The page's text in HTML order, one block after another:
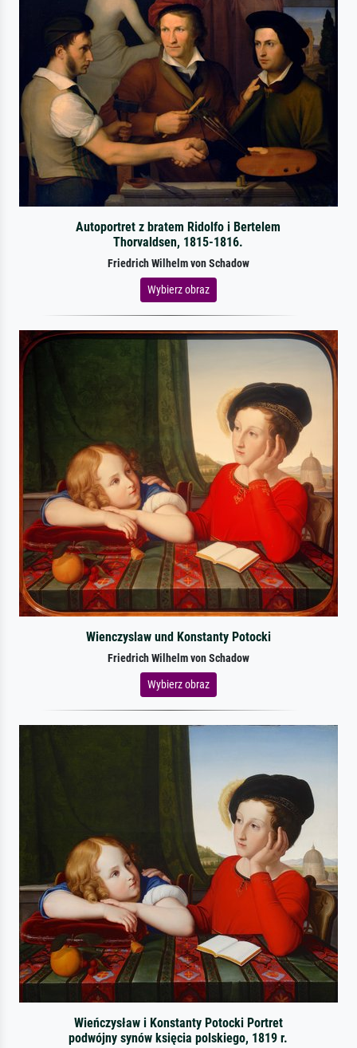
Autoportret z bratem Ridolfo i Bertelem
Thorvaldsen, 1815-1816.
Friedrich Wilhelm von Schadow
Wybierz obraz
Wienczyslaw und Konstanty Potocki
Friedrich Wilhelm von Schadow
Wybierz obraz
Wieńczysław i Konstanty Potocki Portret
podwójny synów księcia polskiego, 1819 r.